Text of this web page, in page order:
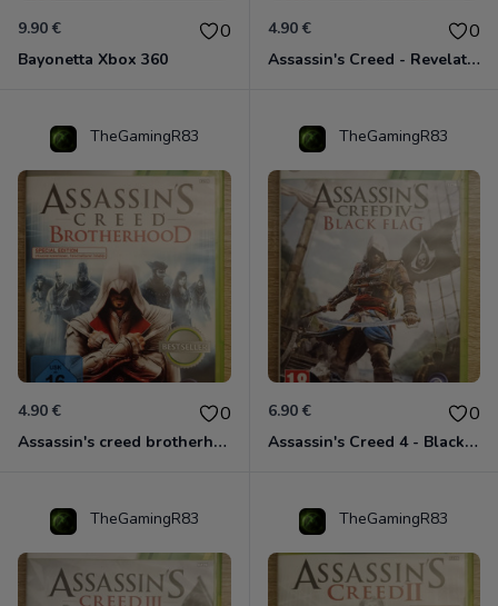
9.90 € 0
Bayonetta Xbox 360
4.90 € 0
Assassin's Creed - Revelations - Classics Edition Xbox 360
TheGamingR83
4.90 € 0
Assassin's creed brotherhood édition Special Xbox 360 classics
TheGamingR83
6.90 € 0
Assassin's Creed 4 - Black Flag - Edition Benelux Xbox 360
TheGamingR83 TheGamingR83